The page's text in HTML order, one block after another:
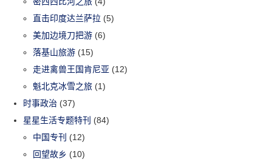
直击印度达兰萨拉 (5)
美加边境刀把游 (6)
落基山旅游 (15)
走进禽兽王国肯尼亚 (12)
魁北克冰雪之旅 (1)
时事政治 (37)
星星生活专题特刊 (84)
中国专刊 (12)
回望故乡 (10)